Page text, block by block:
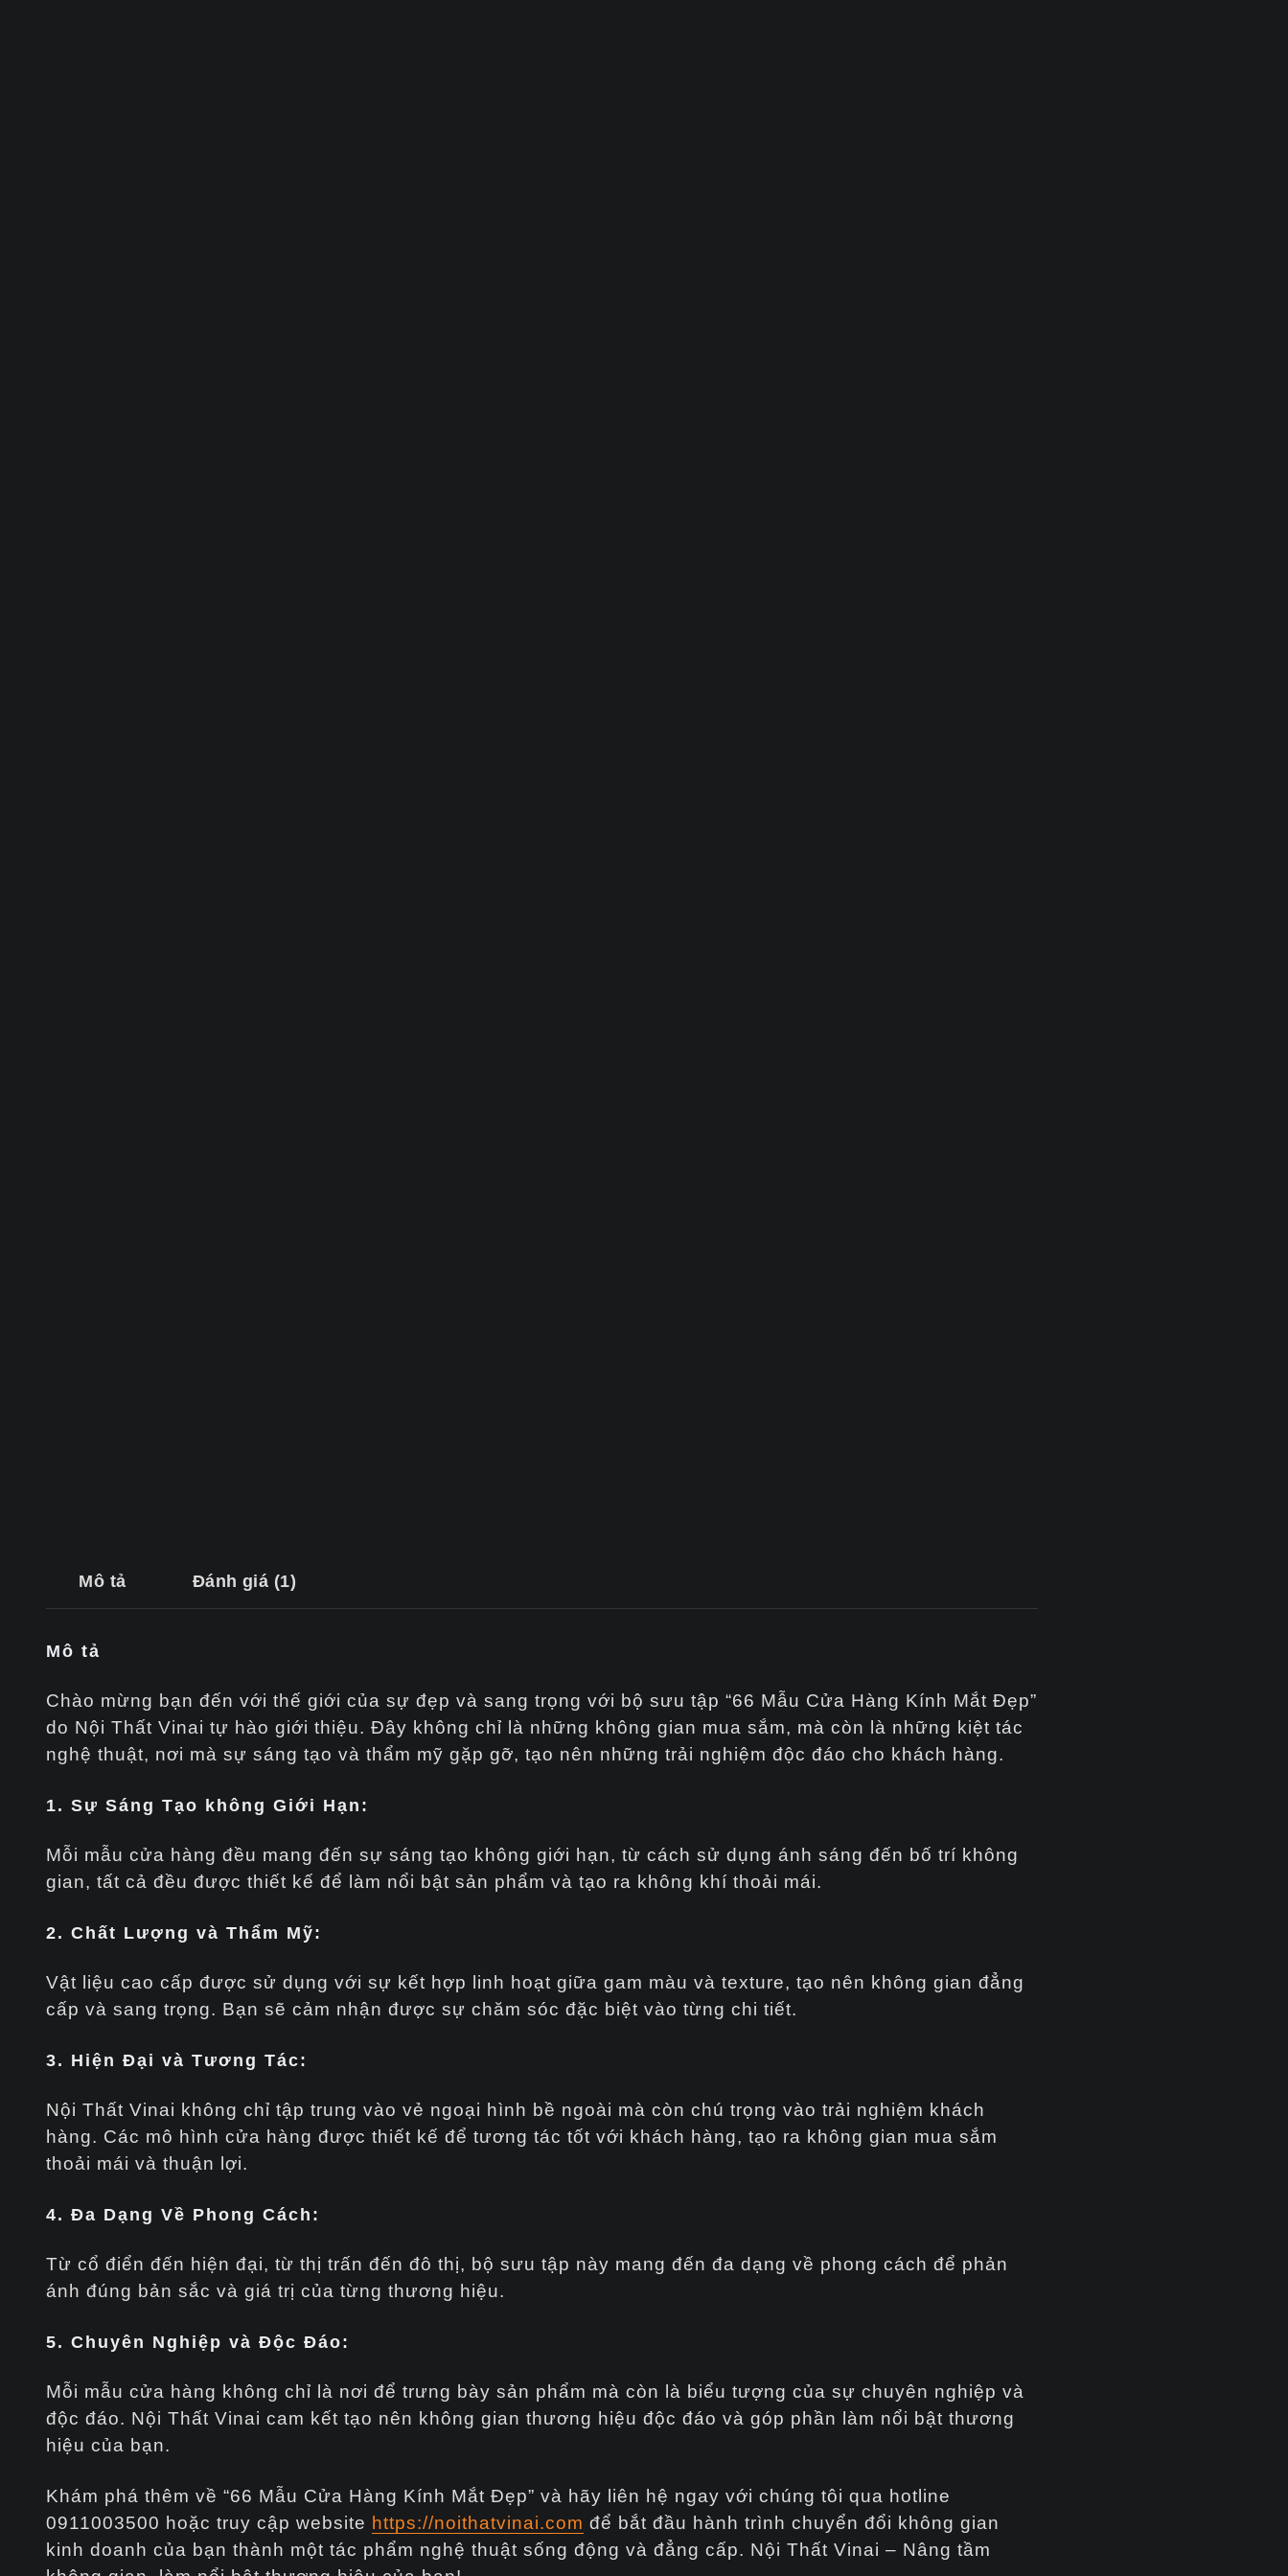
Mô tả Đánh giá (1)
Mô tả
Chào mừng bạn đến với thế giới của sự đẹp và sang trọng với bộ sưu tập “66 Mẫu Cửa Hàng Kính Mắt Đẹp”
do Nội Thất Vinai tự hào giới thiệu. Đây không chỉ là những không gian mua sắm, mà còn là những kiệt tác
nghệ thuật, nơi mà sự sáng tạo và thẩm mỹ gặp gỡ, tạo nên những trải nghiệm độc đáo cho khách hàng.
1. Sự Sáng Tạo không Giới Hạn:
Mỗi mẫu cửa hàng đều mang đến sự sáng tạo không giới hạn, từ cách sử dụng ánh sáng đến bố trí không
gian, tất cả đều được thiết kế để làm nổi bật sản phẩm và tạo ra không khí thoải mái.
2. Chất Lượng và Thẩm Mỹ:
Vật liệu cao cấp được sử dụng với sự kết hợp linh hoạt giữa gam màu và texture, tạo nên không gian đẳng
cấp và sang trọng. Bạn sẽ cảm nhận được sự chăm sóc đặc biệt vào từng chi tiết.
3. Hiện Đại và Tương Tác:
Nội Thất Vinai không chỉ tập trung vào vẻ ngoại hình bề ngoài mà còn chú trọng vào trải nghiệm khách
hàng. Các mô hình cửa hàng được thiết kế để tương tác tốt với khách hàng, tạo ra không gian mua sắm
thoải mái và thuận lợi.
4. Đa Dạng Về Phong Cách:
Từ cổ điển đến hiện đại, từ thị trấn đến đô thị, bộ sưu tập này mang đến đa dạng về phong cách để phản
ánh đúng bản sắc và giá trị của từng thương hiệu.
5. Chuyên Nghiệp và Độc Đáo:
Mỗi mẫu cửa hàng không chỉ là nơi để trưng bày sản phẩm mà còn là biểu tượng của sự chuyên nghiệp và
độc đáo. Nội Thất Vinai cam kết tạo nên không gian thương hiệu độc đáo và góp phần làm nổi bật thương
hiệu của bạn.
Khám phá thêm về “66 Mẫu Cửa Hàng Kính Mắt Đẹp” và hãy liên hệ ngay với chúng tôi qua hotline
0911003500 hoặc truy cập website https://noithatvinai.com để bắt đầu hành trình chuyển đổi không gian
kinh doanh của bạn thành một tác phẩm nghệ thuật sống động và đẳng cấp. Nội Thất Vinai – Nâng tầm